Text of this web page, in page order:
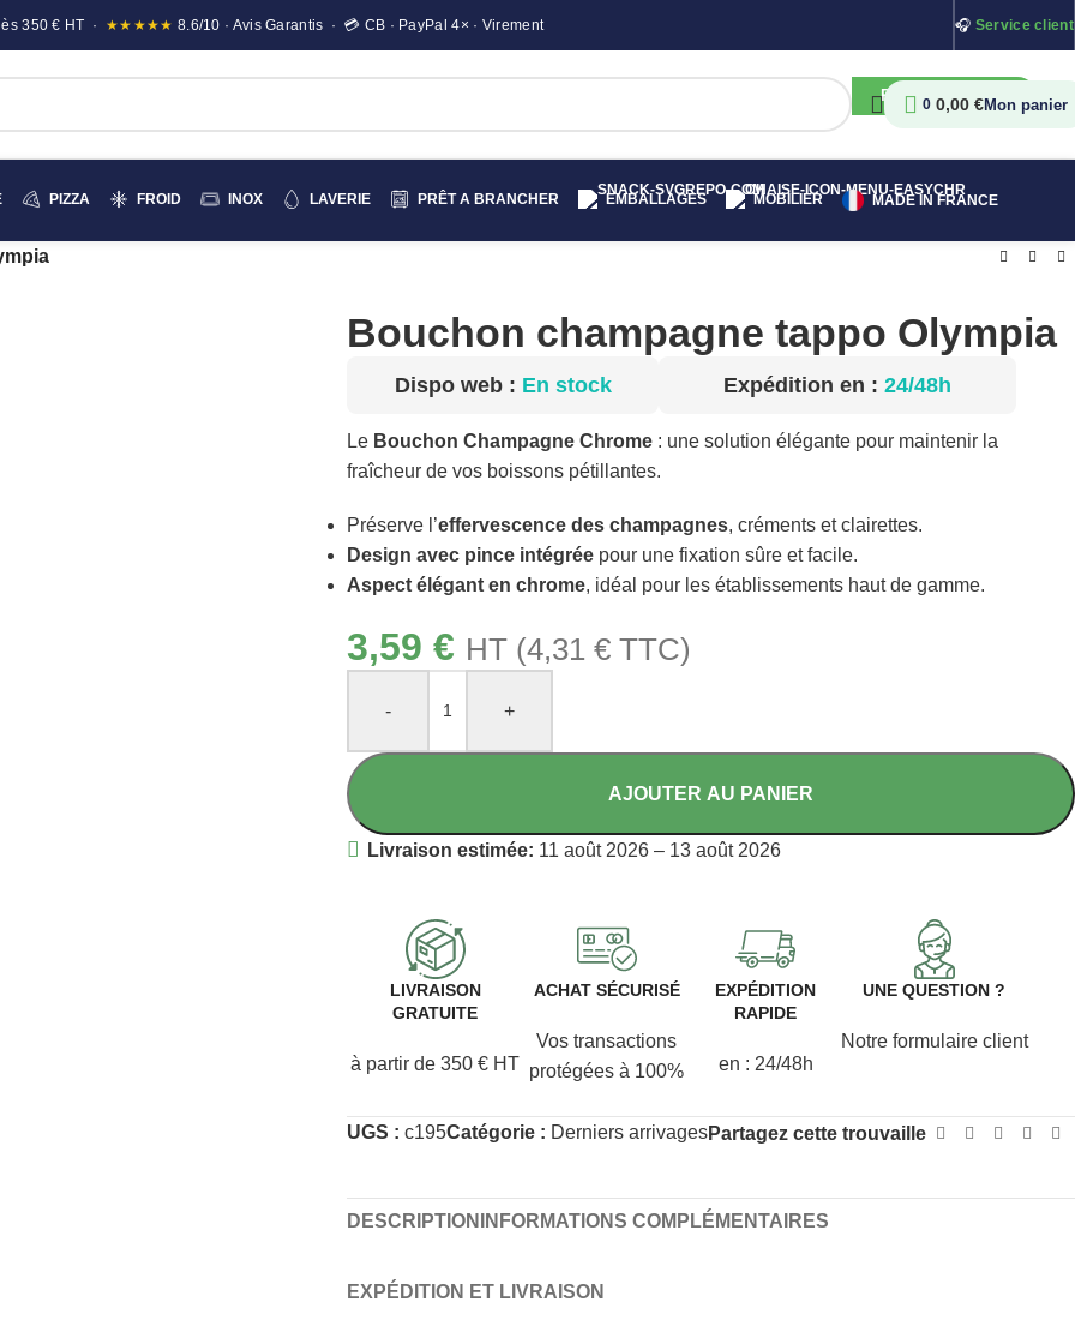
350 € HT · ★★★★★ 8.6/10 · Avis Garantis · 💳 CB · PayPal 4× · Virement 🎧 Service client
RECHERCHER
0 0,00 €
PIZZA FROID INOX LAVERIE PRÊT A BRANCHER EMBALLAGES MOBILIER MADE IN FRANCE
Bouchon champagne tappo Olympia
Dispo web : En stock Expédition en :24/48h
Le Bouchon Champagne Chrome : une solution élégante pour maintenir la
fraîcheur de vos boissons pétillantes.
Préserve l’effervescence des champagnes, créments et clairettes.
Design avec pince intégrée pour une fixation sûre et facile.
Aspect élégant en chrome, idéal pour les établissements haut de gamme.
3,59€ HT (4,31€ TTC)
- +
AJOUTER AU PANIER
Livraison estimée: 11 août 2026 – 13 août 2026
LIVRAISON
GRATUITE
à partir de 350 € HT
ACHAT SÉCURISÉ
Vos transactions
protégées à 100%
EXPÉDITION
RAPIDE
en : 24/48h
UNE QUESTION ?
Notre formulaire client
UGS :c195Catégorie : Derniers arrivagesPartagez cette trouvaille
DESCRIPTION INFORMATIONS COMPLÉMENTAIRES
EXPÉDITION ET LIVRAISON